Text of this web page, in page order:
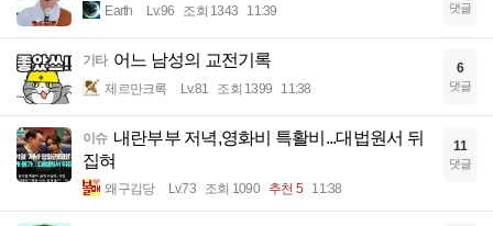
Earth Lv.96 조회 1343 11:39 댓글
기타 어느 남성의 교전기록
제르만크록 Lv.81 조회 1399 11:38
6
댓글
이슈 내란부부 저녁,영화비 특활비...대법원서 뒤
집혀
왜구김당 Lv.73 조회 1090 추천 5 11:38
11
댓글